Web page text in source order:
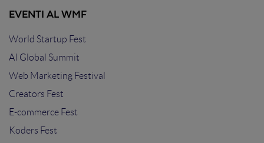
EVENTI AL WMF
World Startup Fest
AI Global Summit
Web Marketing Festival
Creators Fest
E-commerce Fest
Koders Fest